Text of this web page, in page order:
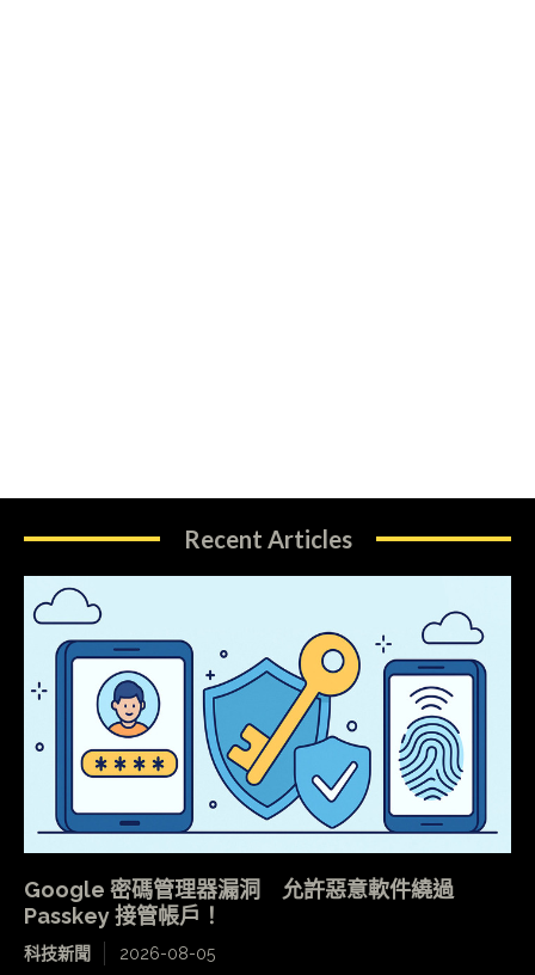
Recent Articles
Google 密碼管理器漏洞 允許惡意軟件繞過
Passkey 接管帳戶！
科技新聞 2026-08-05